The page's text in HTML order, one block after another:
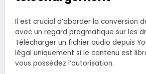
Il est crucial d’aborder la conversion
avec un regard pragmatique sur les
Télécharger un fichier audio depuis
légal uniquement si le contenu est
vous possédez l’autorisation.